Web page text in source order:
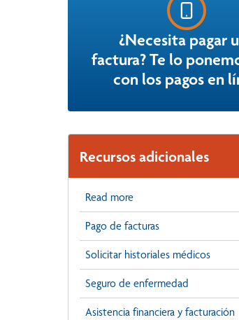
¿Necesita pagar
factura? Te lo
con los pagos en
Recursos adicionales
Read more
Pago de facturas
Solicitar historiales médicos
Seguro de enfermedad
Asistencia financiera y facturación